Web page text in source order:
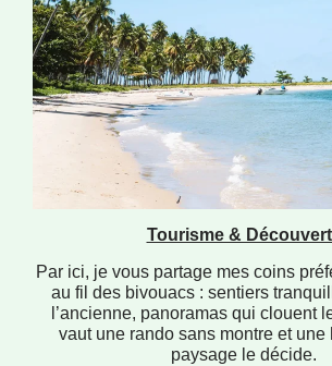
Tourisme &
Par ici, je vous partage mes coins
au fil des bivouacs : sentiers
l’ancienne, panoramas qui clouent
vaut une rando sans montre et une
paysage le décide.